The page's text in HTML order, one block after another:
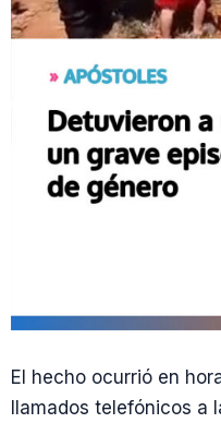
El hecho ocurrió en
llamados telefónicos a